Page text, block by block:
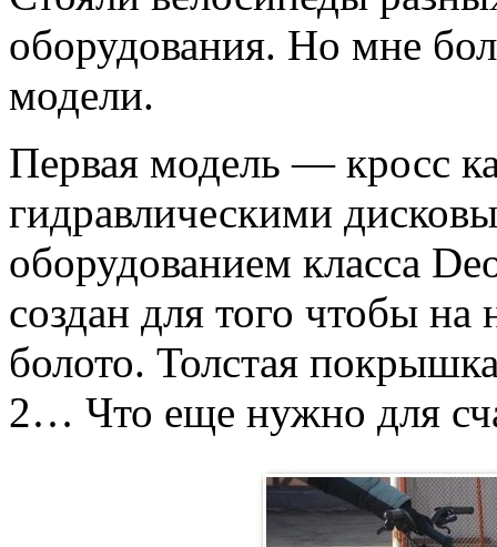
оборудования. Но мне
модели.
Первая модель — кросс
гидравлическими
оборудованием класса
создан для того чтобы на
болото. Толстая
2… Что еще нужно для